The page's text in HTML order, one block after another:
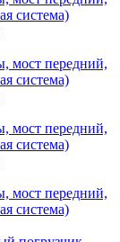
система)
мост передний,
система)
мост передний,
система)
мост передний,
система)